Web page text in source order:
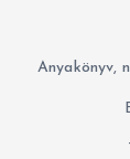
Anyakönyv,